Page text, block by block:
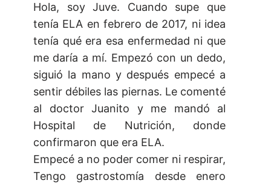
Hola, soy Juve. Cuando supe que
tenía ELA en febrero de 2017, ni idea
tenía qué era esa enfermedad ni que
me daría a mí. Empezó con un dedo,
siguió la mano y después empecé a
sentir débiles las piernas. Le comenté
al doctor Juanito y me mandó al
Hospital de Nutrición, donde
confirmaron que era ELA.
Empecé a no poder comer ni respirar,
Tengo gastrostomía desde enero